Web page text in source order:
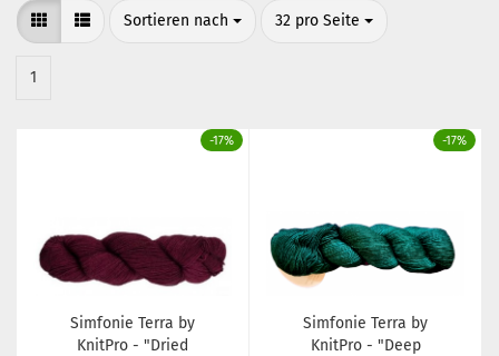
Sortieren nach
Sortieren nach 32 pro Seite
pro Seite
1
-17%
Simfonie Terra by
KnitPro - "Dried
-17%
Simfonie Terra by
KnitPro - "Deep